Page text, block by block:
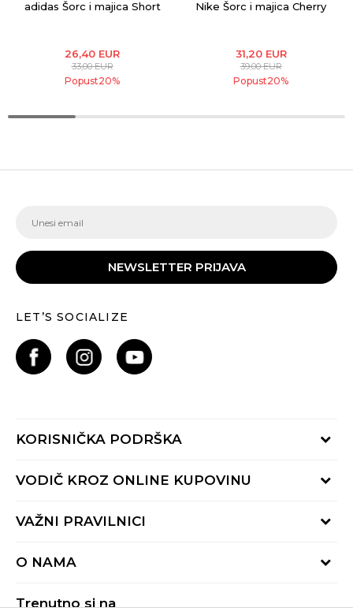
adidas Šorc i majica Short
26,40 EUR
33,00EUR
Popust20%
Nike Šorc i majica Cherry
31,20 EUR
39,00EUR
Popust20%
NEWSLETTER PRIJAVA
LET’S SOCIALIZE
KORISNIČKA PODRŠKA
Provjeri status porudžbine
Radno vrijeme 9-16h
VODIČ KROZ ONLINE KUPOVINU
Načini isporuke
Reklamacije
VAŽNI PRAVILNICI
Pravila Sport&Bonus programa
O NAMA
Trenutno si na